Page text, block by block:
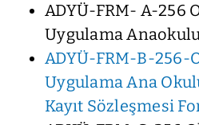
ADYÜ-FRM- A-256
Uygulama
ADYÜ-FRM-B-256-
Uygulama Ana
Kayıt Sözleşmesi